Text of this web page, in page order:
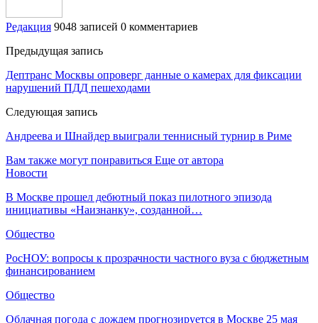
Редакция 9048 записей 0 комментариев
Предыдущая запись
Дептранс Москвы опроверг данные о камерах для фиксации
нарушений ПДД пешеходами
Следующая запись
Андреева и Шнайдер выиграли теннисный турнир в Риме
Вам также могут понравиться Еще от автора
Новости
В Москве прошел дебютный показ пилотного эпизода
инициативы «Наизнанку», созданной…
Общество
РосНОУ: вопросы к прозрачности частного вуза с бюджетным
финансированием
Общество
Облачная погода с дождем прогнозируется в Москве 25 мая